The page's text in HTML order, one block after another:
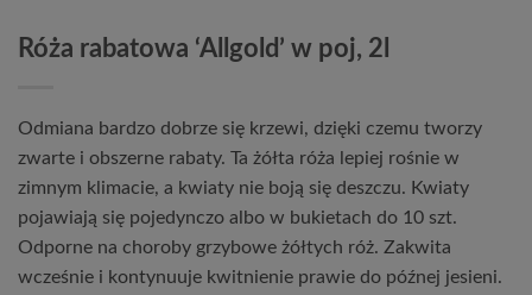
Róża rabatowa ‘Allgold’ w poj, 2l
Odmiana bardzo dobrze się krzewi, dzięki czemu tworzy
zwarte i obszerne rabaty. Ta żółta róża lepiej rośnie w
zimnym klimacie, a kwiaty nie boją się deszczu. Kwiaty
pojawiają się pojedynczo albo w bukietach do 10 szt.
Odporne na choroby grzybowe żółtych róż. Zakwita
wcześnie i kontynuuje kwitnienie prawie do późnej jesieni.